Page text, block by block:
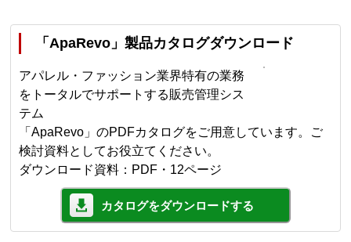
「ApaRevo」製品カタログダウンロード
アパレル・ファッション業界特有の業務
をトータルでサポートする販売管理シス
テム
「ApaRevo」のPDFカタログをご用意しています。ご
検討資料としてお役立てください。
ダウンロード資料：PDF・12ページ
カタログをダウンロードする